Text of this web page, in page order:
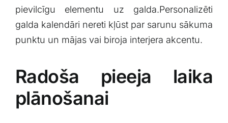
pievilcīgu⁣ elementu uz galda.Personalizēti​
galda kalendāri nereti kļūst par sarunu⁤ sākuma
punktu un mājas vai biroja ⁣interjera akcentu.
Radoša pieeja laika
plānošanai